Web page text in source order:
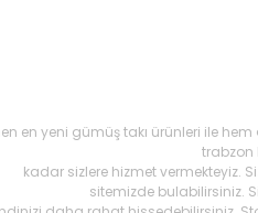
en yeni gümüş takı ürünleri ile
trabzon
kadar sizlere hizmet vermekteyiz.
sitemizde bulabilirsiniz.